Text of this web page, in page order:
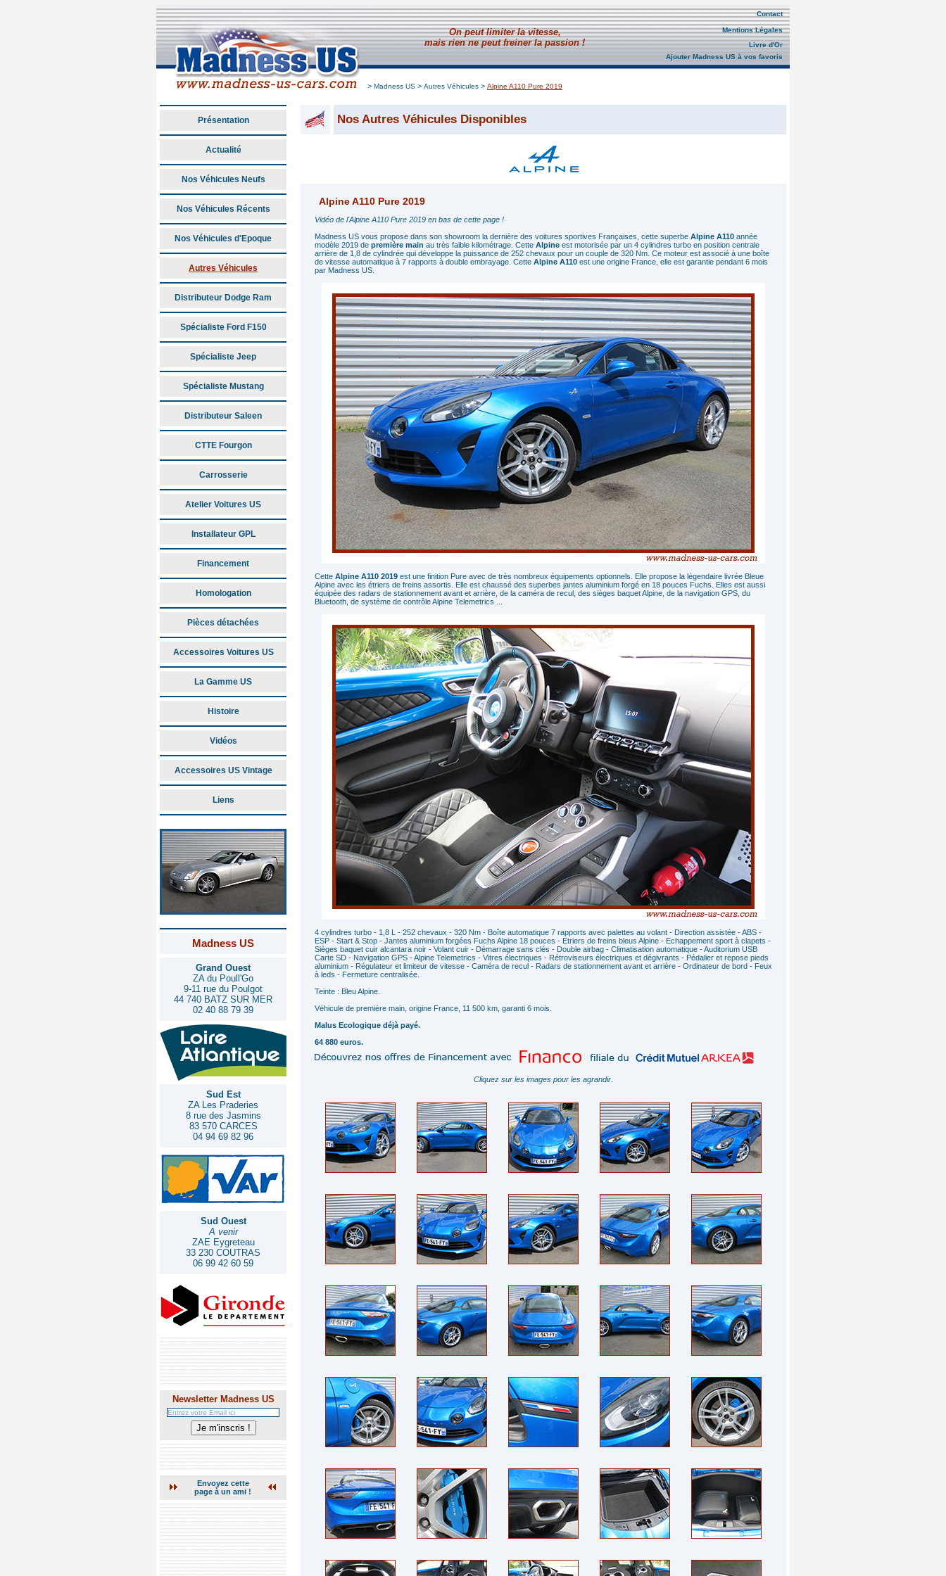
On peut limiter la vitesse,
mais rien ne peut freiner la passion !
Contact
Mentions Légales
Livre d'Or
Ajouter Madness US à vos favoris
> Madness US > Autres Véhicules > Alpine A110 Pure 2019
Présentation
Actualité
Nos Véhicules Neufs
Nos Véhicules Récents
Nos Véhicules d'Epoque
Autres Véhicules
Distributeur Dodge Ram
Spécialiste Ford F150
Spécialiste Jeep
Spécialiste Mustang
Distributeur Saleen
CTTE Fourgon
Carrosserie
Atelier Voitures US
Installateur GPL
Financement
Homologation
Pièces détachées
Accessoires Voitures US
La Gamme US
Histoire
Vidéos
Accessoires US Vintage
Liens
Madness US
Grand Ouest
ZA du Poull'Go
9-11 rue du Poulgot
44 740 BATZ SUR MER
02 40 88 79 39
Sud Est
ZA Les Praderies
8 rue des Jasmins
83 570 CARCES
04 94 69 82 96
Sud Ouest
A venir
ZAE Eygreteau
33 230 COUTRAS
06 99 42 60 59
Newsletter Madness US
Envoyez cette
page à un ami !
Nos Autres Véhicules Disponibles
Alpine A110 Pure 2019
Vidéo de l'Alpine A110 Pure 2019 en bas de cette page !
Madness US vous propose dans son showroom la dernière des voitures sportives Françaises, cette superbe Alpine A110 année
modèle 2019 de première main au très faible kilométrage. Cette Alpine est motorisée par un 4 cylindres turbo en position centrale
arrière de 1,8 de cylindrée qui développe la puissance de 252 chevaux pour un couple de 320 Nm. Ce moteur est associé à une boîte
de vitesse automatique à 7 rapports à double embrayage. Cette Alpine A110 est une origine France, elle est garantie pendant 6 mois
par Madness US.
Cette Alpine A110 2019 est une finition Pure avec de très nombreux équipements optionnels. Elle propose la légendaire livrée Bleue
Alpine avec les étriers de freins assortis. Elle est chaussé des superbes jantes aluminium forgé en 18 pouces Fuchs. Elles est aussi
équipée des radars de stationnement avant et arrière, de la caméra de recul, des sièges baquet Alpine, de la navigation GPS, du
Bluetooth, de système de contrôle Alpine Telemetrics ...
4 cylindres turbo - 1,8 L - 252 chevaux - 320 Nm - Boîte automatique 7 rapports avec palettes au volant - Direction assistée - ABS -
ESP - Start & Stop - Jantes aluminium forgées Fuchs Alpine 18 pouces - Etriers de freins bleus Alpine - Echappement sport à clapets -
Sièges baquet cuir alcantara noir - Volant cuir - Démarrage sans clés - Double airbag - Climatisation automatique - Auditorium USB
Carte SD - Navigation GPS - Alpine Telemetrics - Vitres électriques - Rétroviseurs électriques et dégivrants - Pédalier et repose pieds
aluminium - Régulateur et limiteur de vitesse - Caméra de recul - Radars de stationnement avant et arrière - Ordinateur de bord - Feux
à leds - Fermeture centralisée.
Teinte : Bleu Alpine.
Véhicule de première main, origine France, 11 500 km, garanti 6 mois.
Malus Ecologique déjà payé.
64 880 euros.
Cliquez sur les images pour les agrandir.